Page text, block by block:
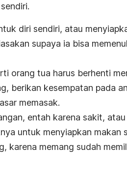
diri sendiri, atau
supaya ia bisa
orang tua harus berhenti
berikan kesempatan pada
memasak.
entah karena sakit,
untuk menyiapkan makan
karena memang sudah